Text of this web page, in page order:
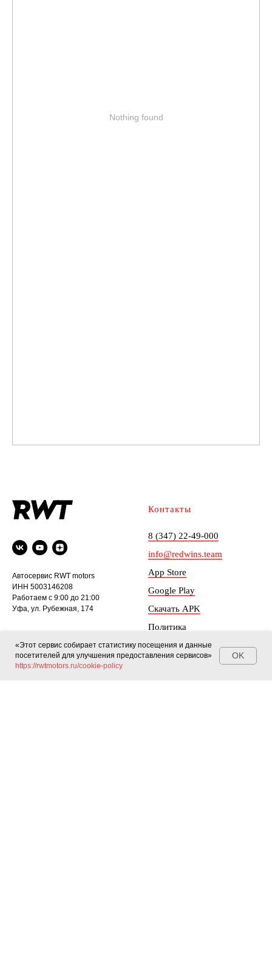
«Этот сервис собирает статистику посещения и данные
посетителей для улучшения предоставления сервисов»
https://rwtmotors.ru/cookie-policy
OK
Nothing found
Автосервис RWT motors
ИНН 5003146208
Работаем с 9:00 до 21:00
Уфа, ул. Рубежная, 174
Контакты
8 (347) 22-49-000
info@redwins.team
App Store
Google Play
Скачать APK
Политика
конфиденциальности
Согласие на обработку